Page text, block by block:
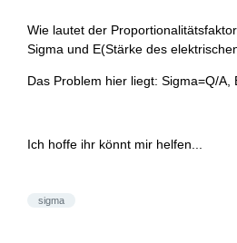
Wie lautet der
Sigma und E(Stärke des
Das Problem hier liegt: Sigma=Q/A,
Ich hoffe ihr könnt mir helfen...
sigma